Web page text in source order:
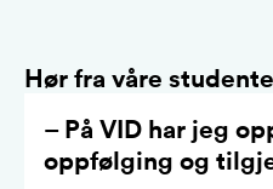
Hør fra våre
– På VID har jeg
oppfølging og